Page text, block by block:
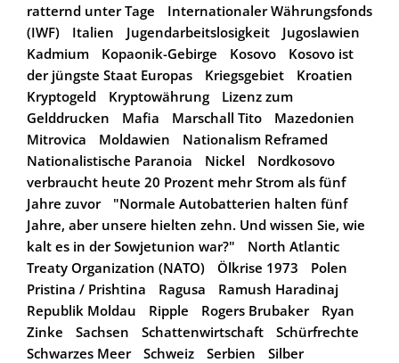
ratternd unter Tage
Internationaler Währungsfonds
(IWF)
Italien Jugendarbeitslosigkeit
Jugoslawien
Kadmium
Kopaonik-Gebirge Kosovo
Kosovo ist
der jüngste Staat Europas
Kriegsgebiet
Kroatien
Kryptogeld
Kryptowährung
Lizenz zum
Gelddrucken
Mafia Marschall Tito
Mazedonien
Mitrovica
Moldawien
Nationalism Reframed
Nationalistische Paranoia
Nickel
Nordkosovo
verbraucht heute 20 Prozent mehr Strom als fünf
Jahre zuvor
"Normale Autobatterien halten fünf
Jahre, aber unsere hielten zehn. Und wissen Sie, wie
kalt es in der Sowjetunion war?"
North Atlantic
Treaty Organization (NATO)
Ölkrise 1973
Polen
Pristina / Prishtina
Ragusa
Ramush Haradinaj
Republik Moldau
Ripple Rogers Brubaker
Ryan
Zinke
Sachsen Schattenwirtschaft
Schürfrechte
Schwarzes Meer
Schweiz Serbien
Silber